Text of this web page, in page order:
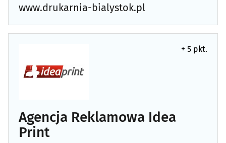
www.drukarnia-bialystok.pl
+ 5 pkt.
Agencja Reklamowa Idea
Print